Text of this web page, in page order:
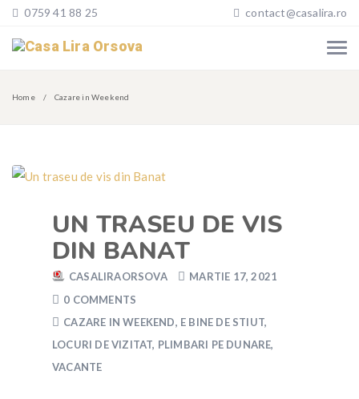
0759 41 88 25 contact@casalira.ro
Home Cazare in Weekend
UN TRASEU DE VIS
DIN BANAT
CASALIRAORSOVA
MARTIE 17, 2021
0 COMMENTS
CAZARE IN WEEKEND, E BINE DE STIUT,
LOCURI DE VIZITAT, PLIMBARI PE DUNARE,
VACANTE